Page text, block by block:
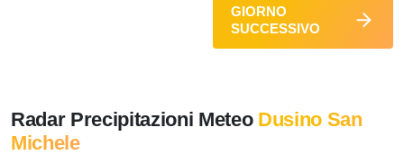
GIORNO
SUCCESSIVO
Radar Precipitazioni Meteo Dusino San
Michele